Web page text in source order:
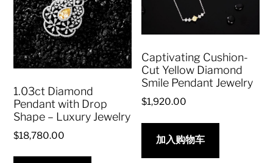
1.03ct Diamond
Pendant with Drop
Shape – Luxury Jewelry
$18,780.00
Captivating Cushion-
Cut Yellow Diamond
Smile Pendant Jewelry
$1,920.00
加入购物车